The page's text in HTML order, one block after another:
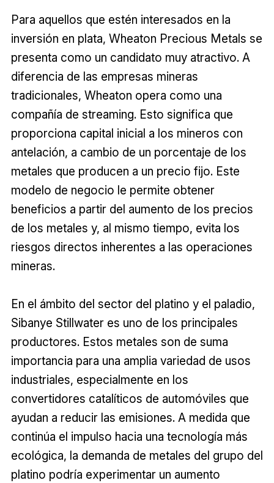
Para aquellos que estén interesados en la
inversión en plata, Wheaton Precious Metals se
presenta como un candidato muy atractivo. A
diferencia de las empresas mineras
tradicionales, Wheaton opera como una
compañía de streaming. Esto significa que
proporciona capital inicial a los mineros con
antelación, a cambio de un porcentaje de los
metales que producen a un precio fijo. Este
modelo de negocio le permite obtener
beneficios a partir del aumento de los precios
de los metales y, al mismo tiempo, evita los
riesgos directos inherentes a las operaciones
mineras.
En el ámbito del sector del platino y el paladio,
Sibanye Stillwater es uno de los principales
productores. Estos metales son de suma
importancia para una amplia variedad de usos
industriales, especialmente en los
convertidores catalíticos de automóviles que
ayudan a reducir las emisiones. A medida que
continúa el impulso hacia una tecnología más
ecológica, la demanda de metales del grupo del
platino podría experimentar un aumento